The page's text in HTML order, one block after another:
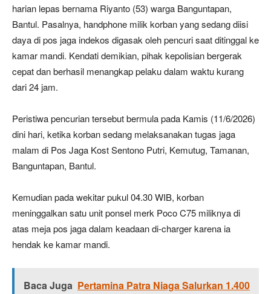
harian lepas bernama Riyanto (53) warga Banguntapan,
Bantul. Pasalnya, handphone milik korban yang sedang diisi
daya di pos jaga indekos digasak oleh pencuri saat ditinggal ke
kamar mandi. Kendati demikian, pihak kepolisian bergerak
cepat dan berhasil menangkap pelaku dalam waktu kurang
dari 24 jam.
Peristiwa pencurian tersebut bermula pada Kamis (11/6/2026)
dini hari, ketika korban sedang melaksanakan tugas jaga
malam di Pos Jaga Kost Sentono Putri, Kemutug, Tamanan,
Banguntapan, Bantul.
Kemudian pada wekitar pukul 04.30 WIB, korban
meninggalkan satu unit ponsel merk Poco C75 miliknya di
atas meja pos jaga dalam keadaan di-charger karena ia
hendak ke kamar mandi.
Baca Juga Pertamina Patra Niaga Salurkan 1.400